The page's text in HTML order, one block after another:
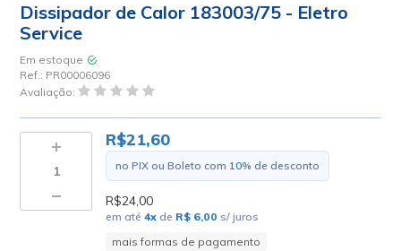
Dissipador de Calor 183003/75 - Eletro
Service
Em estoque
Ref.: PR00006096
Avaliação:
R$21,60
no PIX ou Boleto com 10% de desconto
R$24,00
em até 4x de R$ 6,00 s/ juros
mais formas de pagamento